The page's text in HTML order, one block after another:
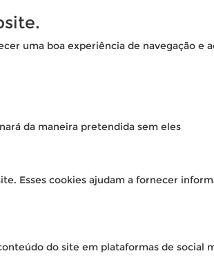
uma boa experiência de navegação e
da maneira pretendida sem eles
Esses cookies ajudam a fornecer
do site em plataformas de social